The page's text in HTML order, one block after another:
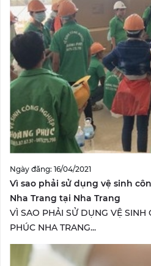
Ngày đăng: 16/04/2021
Vì sao phải sử dụng vệ sinh
Nha Trang tại Nha Trang
VÌ SAO PHẢI SỬ DỤNG VỆ SINH
PHÚC NHA TRANG...